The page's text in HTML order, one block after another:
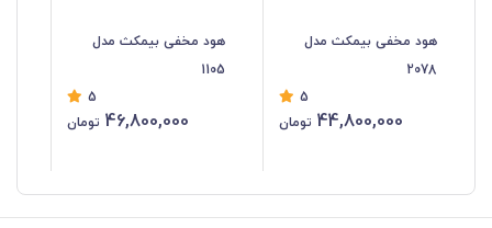
هود مخفی بیمکث مدل
2078
5
44,800,000 تومان
هود مخفی بیمکث مدل
1105
5
46,800,000 تومان